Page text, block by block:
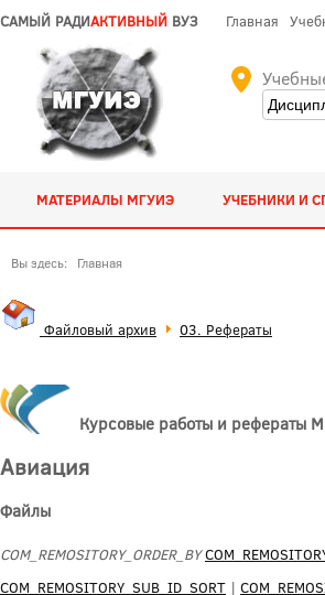
САМЫЙ РАДИАКТИВНЫЙ ВУЗ Главная
МАТЕРИАЛЫ МГУИЭ УЧЕБНИКИ И
Вы здесь: Главная
Файловый архив 03. Рефераты
Курсовые работы и рефераты
Авиация
Файлы
COM_REMOSITORY_ORDER_BY
COM_REMOSITORY_SUB_ID_SORT |